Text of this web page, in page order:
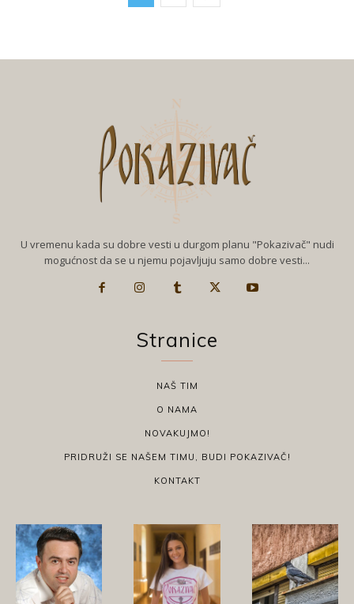
U vremenu kada su dobre vesti u durgom planu "Pokazivač" nudi
mogućnost da se u njemu pojavljuju samo dobre vesti...
Stranice
NAŠ TIM
O NAMA
NOVAKUJMO!
PRIDRUŽI SE NAŠEM TIMU, BUDI POKAZIVAČ!
KONTAKT